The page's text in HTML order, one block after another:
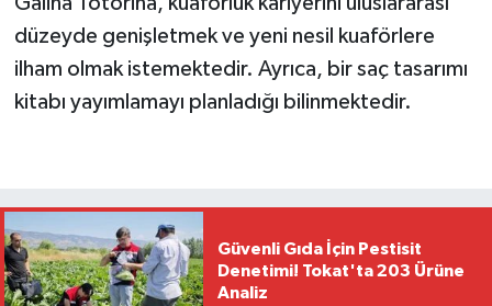
düzeyde genişletmek ve yeni nesil kuaförlere
ilham olmak istemektedir. Ayrıca, bir saç tasarımı
kitabı yayımlamayı planladığı bilinmektedir.
Güvenli Gıda İçin Pestisit
Denetimi! Tokat'ta 203 Ürüne
Analiz